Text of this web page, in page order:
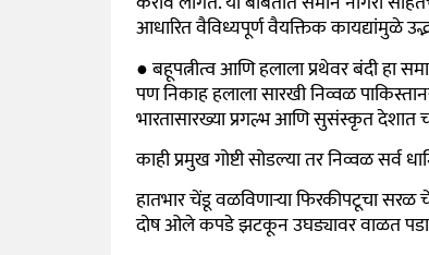
आधारित वैविध्यपूर्ण वैयक्तिक कायद्यांमुळे
● बहूपत्नीत्व आणि हलाला प्रथेवर बंदी हा
पण निकाह हलाला सारखी निव्वळ
भारतासारख्या प्रगल्भ आणि सुसंस्कृत देशात
काही प्रमुख गोष्टी सोडल्या तर निव्वळ
हातभार चेंडू वळविणाऱ्या फिरकीपटूचा
दोष ओले कपडे झटकून उघड्यावर वाळत